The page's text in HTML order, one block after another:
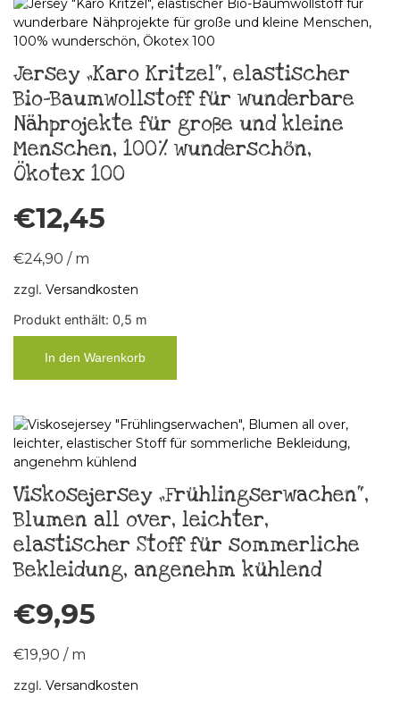
Jersey „Karo Kritzel“, elastischer
Bio-Baumwollstoff für wunderbare
Nähprojekte für große und kleine
Menschen, 100% wunderschön,
Ökotex 100
€12,45
€24,90 / m
zzgl. Versandkosten
Produkt enthält: 0,5 m
In den Warenkorb
Viskosejersey „Frühlingserwachen“,
Blumen all over, leichter,
elastischer Stoff für sommerliche
Bekleidung, angenehm kühlend
€9,95
€19,90 / m
zzgl. Versandkosten